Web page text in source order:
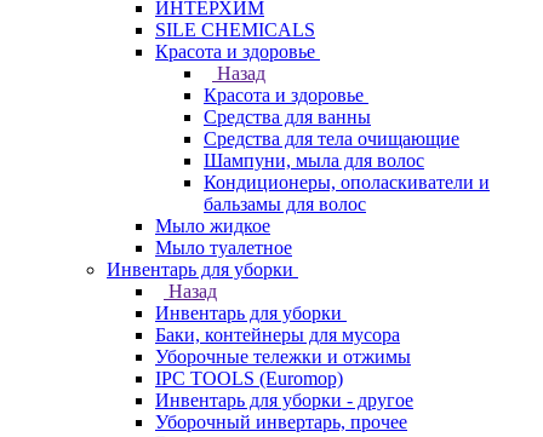
ИНТЕРХИМ
SILE CHEMICALS
Красота и здоровье
Назад
Красота и здоровье
Средства для ванны
Средства для тела очищающие
Шампуни, мыла для волос
Кондиционеры, ополаскиватели и
бальзамы для волос
Мыло жидкое
Мыло туалетное
Инвентарь для уборки
Назад
Инвентарь для уборки
Баки, контейнеры для мусора
Уборочные тележки и отжимы
IPC TOOLS (Euromop)
Инвентарь для уборки - другое
Уборочный инвертарь, прочее